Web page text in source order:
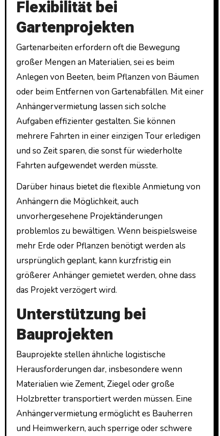
Flexibilität bei
Gartenprojekten
Gartenarbeiten erfordern oft die Bewegung
großer Mengen an Materialien, sei es beim
Anlegen von Beeten, beim Pflanzen von Bäumen
oder beim Entfernen von Gartenabfällen. Mit einer
Anhängervermietung lassen sich solche
Aufgaben effizienter gestalten. Sie können
mehrere Fahrten in einer einzigen Tour erledigen
und so Zeit sparen, die sonst für wiederholte
Fahrten aufgewendet werden müsste.
Darüber hinaus bietet die flexible Anmietung von
Anhängern die Möglichkeit, auch
unvorhergesehene Projektänderungen
problemlos zu bewältigen. Wenn beispielsweise
mehr Erde oder Pflanzen benötigt werden als
ursprünglich geplant, kann kurzfristig ein
größerer Anhänger gemietet werden, ohne dass
das Projekt verzögert wird.
Unterstützung bei
Bauprojekten
Bauprojekte stellen ähnliche logistische
Herausforderungen dar, insbesondere wenn
Materialien wie Zement, Ziegel oder große
Holzbretter transportiert werden müssen. Eine
Anhängervermietung ermöglicht es Bauherren
und Heimwerkern, auch sperrige oder schwere